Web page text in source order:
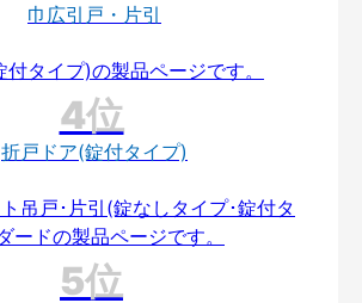
巾広引戸・片引
折戸ドア(錠付タイプ)